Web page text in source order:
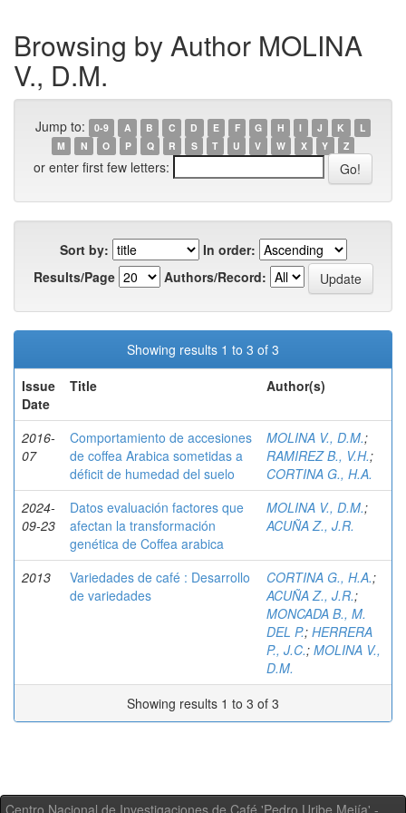
Browsing by Author MOLINA
V., D.M.
Jump to: 0-9 A B C D E F G H I J K
L
M
N O P Q R S T U V W X Y Z
or enter first few letters:
Sort by:
In order:
Results/Page
Authors/Record:
Showing results 1 to 3 of 3
Issue
Date
Title Author(s)
2016-
07
Comportamiento de accesiones
de coffea Arabica sometidas a
déficit de humedad del suelo
MOLINA V., D.M.;
RAMIREZ B., V.H.;
CORTINA G., H.A.
2024-
09-23
Datos evaluación factores que
afectan la transformación
genética de Coffea arabica
MOLINA V., D.M.;
ACUÑA Z., J.R.
2013
Variedades de café : Desarrollo
de variedades
CORTINA G., H.A.;
ACUÑA Z., J.R.;
MONCADA B., M.
DEL P.; HERRERA
P., J.C.; MOLINA V.,
D.M.
Showing results 1 to 3 of 3
Centro Nacional de Investigaciones de Café 'Pedro Uribe Mejía' -